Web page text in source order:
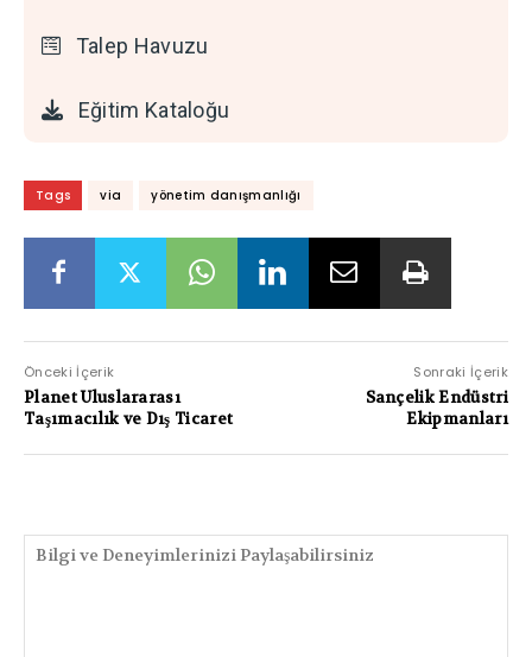
Talep Havuzu
Eğitim Kataloğu
Tags via yönetim danışmanlığı
Önceki İçerik
Planet Uluslararası
Taşımacılık ve Dış Ticaret
Sonraki İçerik
Sançelik Endüstri
Ekipmanları